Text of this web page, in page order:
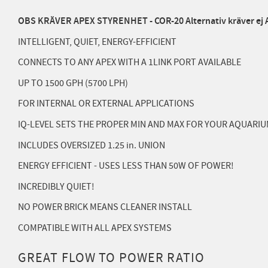
OBS KRÄVER APEX STYRENHET - COR-20 Alternativ kräver ej
INTELLIGENT, QUIET, ENERGY-EFFICIENT
CONNECTS TO ANY APEX WITH A 1LINK PORT AVAILABLE
UP TO 1500 GPH (5700 LPH)
FOR INTERNAL OR EXTERNAL APPLICATIONS
IQ-LEVEL SETS THE PROPER MIN AND MAX FOR YOUR
INCLUDES OVERSIZED 1.25 in. UNION
ENERGY EFFICIENT - USES LESS THAN 50W OF POWER!
INCREDIBLY QUIET!
NO POWER BRICK MEANS CLEANER INSTALL
COMPATIBLE WITH ALL APEX SYSTEMS
GREAT FLOW TO POWER RATIO